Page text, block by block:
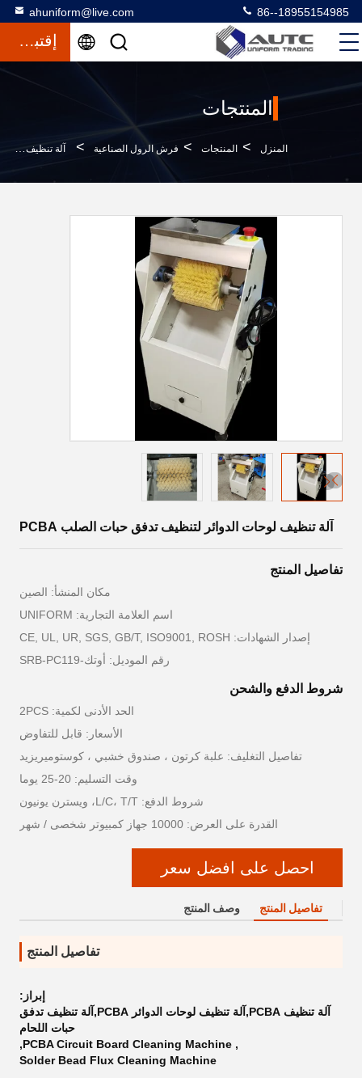
ahuniform@live.com 86--18955154985
إقتباس
المنتجات
المنزل > المنتجات > فرش الرول الصناعية > آلة تنظيف لوحات الدوائر لتنظيف تدفق حبات الصلب PCBA
آلة تنظيف لوحات الدوائر لتنظيف تدفق حبات الصلب PCBA
تفاصيل المنتج
مكان المنشأ: الصين
اسم العلامة التجارية: UNIFORM
إصدار الشهادات: CE, UL, UR, SGS, GB/T, ISO9001, ROSH
رقم الموديل: أوتك-SRB-PC119
شروط الدفع والشحن
الحد الأدنى لكمية: 2PCS
الأسعار: قابل للتفاوض
تفاصيل التغليف: علبة كرتون ، صندوق خشبي ، كوستوميريزيد
وقت التسليم: 20-25 يوما
شروط الدفع: L/C، T/T، ويسترن يونيون
القدرة على العرض: 10000 جهاز كمبيوتر شخصى / شهر
احصل على افضل سعر
تفاصيل المنتج وصف المنتج
تفاصيل المنتج
إبراز:
آلة تنظيف PCBA,آلة تنظيف لوحات الدوائر PCBA,آلة تنظيف تدفق
حبات اللحام
,
PCBA Circuit Board Cleaning Machine
,
Solder Bead Flux Cleaning Machine